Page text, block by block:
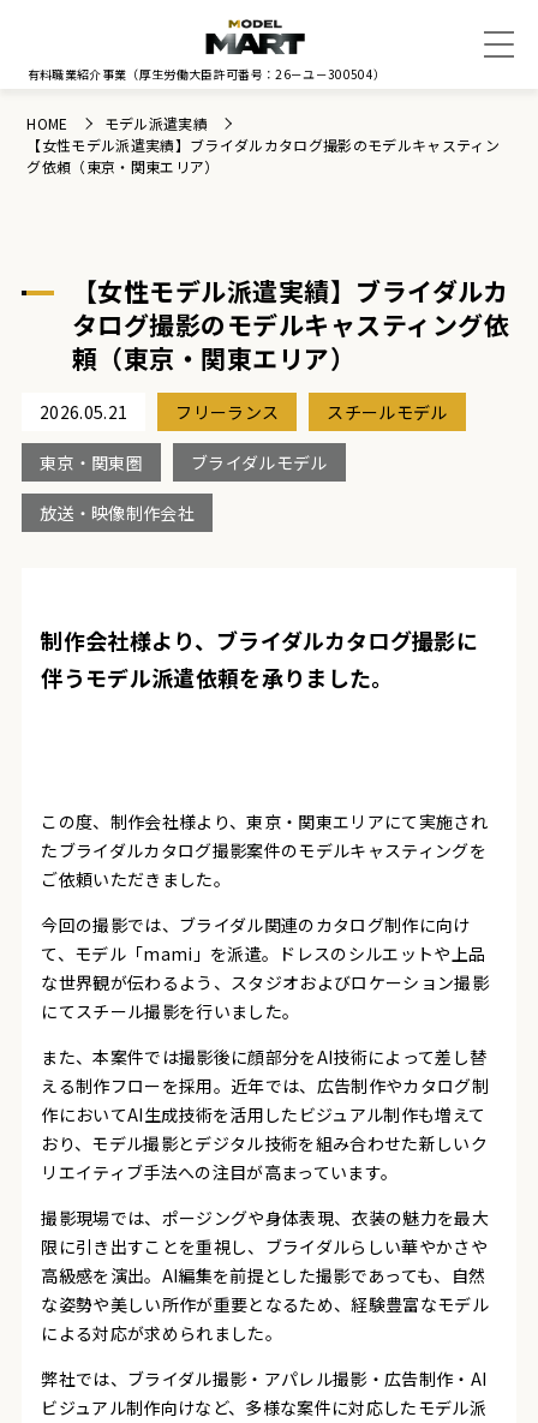
有料職業紹介事業 （厚生労働大臣許可番号：26－ユ－300504）
HOME
モデル派遣実績
【女性モデル派遣実績】ブライダルカタログ撮影のモデルキャスティン
グ依頼（東京・関東エリア）
【女性モデル派遣実績】ブライダルカ
タログ撮影のモデルキャスティング依
頼（東京・関東エリア）
2026.05.21 フリーランス スチールモデル
東京・関東圏 ブライダルモデル
放送・映像制作会社
制作会社様より、ブライダルカタログ撮影に
伴うモデル派遣依頼を承りました。
この度、制作会社様より、東京・関東エリアにて実施され
たブライダルカタログ撮影案件のモデルキャスティングを
ご依頼いただきました。
今回の撮影では、ブライダル関連のカタログ制作に向け
て、モデル「mami」を派遣。ドレスのシルエットや上品
な世界観が伝わるよう、スタジオおよびロケーション撮影
にてスチール撮影を行いました。
また、本案件では撮影後に顔部分をAI技術によって差し替
える制作フローを採用。近年では、広告制作やカタログ制
作においてAI生成技術を活用したビジュアル制作も増えて
おり、モデル撮影とデジタル技術を組み合わせた新しいク
リエイティブ手法への注目が高まっています。
撮影現場では、ポージングや身体表現、衣装の魅力を最大
限に引き出すことを重視し、ブライダルらしい華やかさや
高級感を演出。AI編集を前提とした撮影であっても、自然
な姿勢や美しい所作が重要となるため、経験豊富なモデル
による対応が求められました。
弊社では、ブライダル撮影・アパレル撮影・広告制作・AI
ビジュアル制作向けなど、多様な案件に対応したモデル派